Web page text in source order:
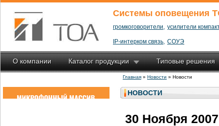
Системы оповещения
громкоговорители, усилители
IP-интерком связь, СОУЭ
О компании Каталог продукции Типовые решения
Главная » Новости » Новости
НОВОСТИ
30 Ноября 2007